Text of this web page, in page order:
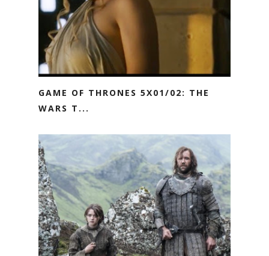
GAME OF THRONES 5X01/02: THE
WARS T...